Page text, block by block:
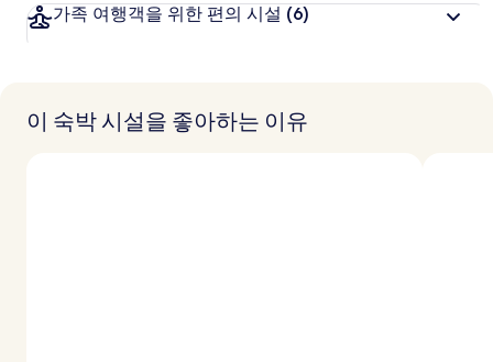
가족 여행객을 위한 편의 시설 (6)
이 숙박 시설을 좋아하는 이유